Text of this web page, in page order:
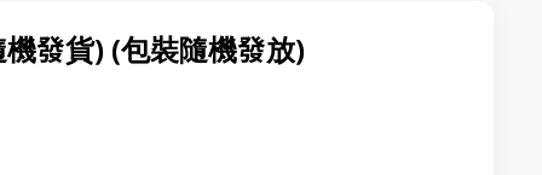
發貨) (包裝隨機發放)